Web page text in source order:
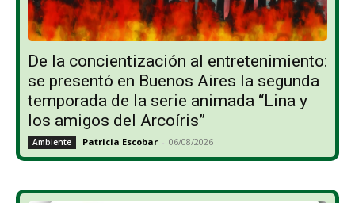
De la concientización al entretenimiento:
se presentó en Buenos Aires la segunda
temporada de la serie animada “Lina y
los amigos del Arcoíris”
Ambiente Patricia Escobar - 06/08/2026